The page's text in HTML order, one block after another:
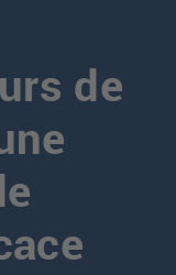
de